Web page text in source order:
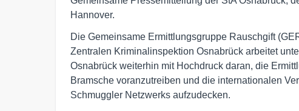
Hannover.
Die Gemeinsame Ermittlungsgruppe Rauschgift
Zentralen Kriminalinspektion Osnabrück arbeitet
Osnabrück weiterhin mit Hochdruck daran, die
Bramsche voranzutreiben und die internationalen
Schmuggler Netzwerks aufzudecken.